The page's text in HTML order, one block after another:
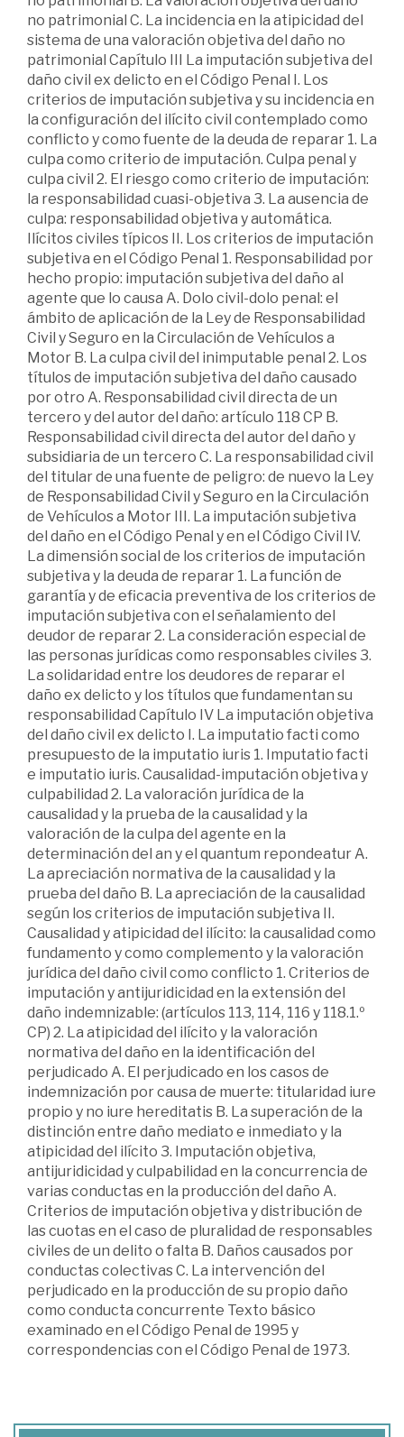
no patrimonial C. La incidencia en la atipicidad del
sistema de una valoración objetiva del daño no
patrimonial Capítulo III La imputación subjetiva del
daño civil ex delicto en el Código Penal I. Los
criterios de imputación subjetiva y su incidencia en
la configuración del ilícito civil contemplado como
conflicto y como fuente de la deuda de reparar 1. La
culpa como criterio de imputación. Culpa penal y
culpa civil 2. El riesgo como criterio de imputación:
la responsabilidad cuasi-objetiva 3. La ausencia de
culpa: responsabilidad objetiva y automática.
Ilícitos civiles típicos II. Los criterios de imputación
subjetiva en el Código Penal 1. Responsabilidad por
hecho propio: imputación subjetiva del daño al
agente que lo causa A. Dolo civil-dolo penal: el
ámbito de aplicación de la Ley de Responsabilidad
Civil y Seguro en la Circulación de Vehículos a
Motor B. La culpa civil del inimputable penal 2. Los
títulos de imputación subjetiva del daño causado
por otro A. Responsabilidad civil directa de un
tercero y del autor del daño: artículo 118 CP B.
Responsabilidad civil directa del autor del daño y
subsidiaria de un tercero C. La responsabilidad civil
del titular de una fuente de peligro: de nuevo la Ley
de Responsabilidad Civil y Seguro en la Circulación
de Vehículos a Motor III. La imputación subjetiva
del daño en el Código Penal y en el Código Civil IV.
La dimensión social de los criterios de imputación
subjetiva y la deuda de reparar 1. La función de
garantía y de eficacia preventiva de los criterios de
imputación subjetiva con el señalamiento del
deudor de reparar 2. La consideración especial de
las personas jurídicas como responsables civiles 3.
La solidaridad entre los deudores de reparar el
daño ex delicto y los títulos que fundamentan su
responsabilidad Capítulo IV La imputación objetiva
del daño civil ex delicto I. La imputatio facti como
presupuesto de la imputatio iuris 1. Imputatio facti
e imputatio iuris. Causalidad-imputación objetiva y
culpabilidad 2. La valoración jurídica de la
causalidad y la prueba de la causalidad y la
valoración de la culpa del agente en la
determinación del an y el quantum repondeatur A.
La apreciación normativa de la causalidad y la
prueba del daño B. La apreciación de la causalidad
según los criterios de imputación subjetiva II.
Causalidad y atipicidad del ilícito: la causalidad como
fundamento y como complemento y la valoración
jurídica del daño civil como conflicto 1. Criterios de
imputación y antijuridicidad en la extensión del
daño indemnizable: (artículos 113, 114, 116 y 118.1.º
CP) 2. La atipicidad del ilícito y la valoración
normativa del daño en la identificación del
perjudicado A. El perjudicado en los casos de
indemnización por causa de muerte: titularidad iure
propio y no iure hereditatis B. La superación de la
distinción entre daño mediato e inmediato y la
atipicidad del ilícito 3. Imputación objetiva,
antijuridicidad y culpabilidad en la concurrencia de
varias conductas en la producción del daño A.
Criterios de imputación objetiva y distribución de
las cuotas en el caso de pluralidad de responsables
civiles de un delito o falta B. Daños causados por
conductas colectivas C. La intervención del
perjudicado en la producción de su propio daño
como conducta concurrente Texto básico
examinado en el Código Penal de 1995 y
correspondencias con el Código Penal de 1973.